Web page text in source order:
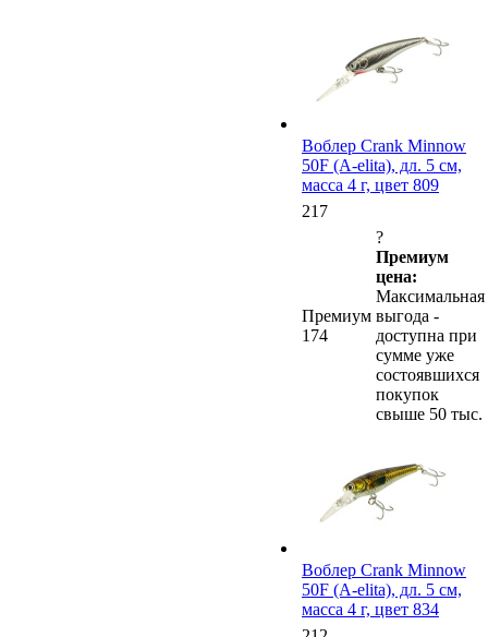
Воблер Crank Minnow
50F (A-elita), дл. 5 см,
масса 4 г, цвет 809
217
Премиум
174
?
Премиум
цена:
Максимальная
выгода -
доступна при
сумме уже
состоявшихся
покупок
свыше 50 тыс.
Воблер Crank Minnow
50F (A-elita), дл. 5 см,
масса 4 г, цвет 834